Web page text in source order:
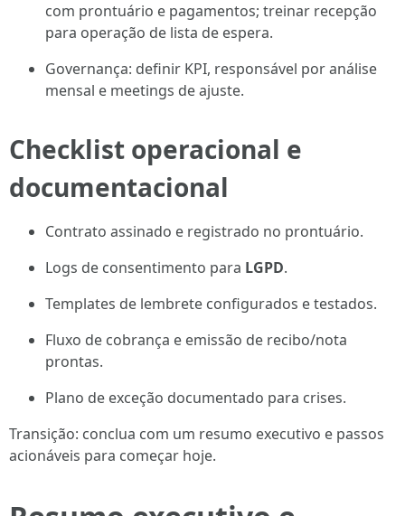
com prontuário e pagamentos; treinar recepção
para operação de lista de espera.
Governança: definir KPI, responsável por análise
mensal e meetings de ajuste.
Checklist operacional e
documentacional
Contrato assinado e registrado no prontuário.
Logs de consentimento para LGPD.
Templates de lembrete configurados e testados.
Fluxo de cobrança e emissão de recibo/nota
prontas.
Plano de exceção documentado para crises.
Transição: conclua com um resumo executivo e passos
acionáveis para começar hoje.